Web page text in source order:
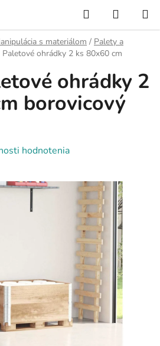
Hľadať
KOŠÍK
s materiálom / Palety a
Paletové ohrádky 2 ks 80x60 cm
ohrádky 2
borovicový
hodnotenia